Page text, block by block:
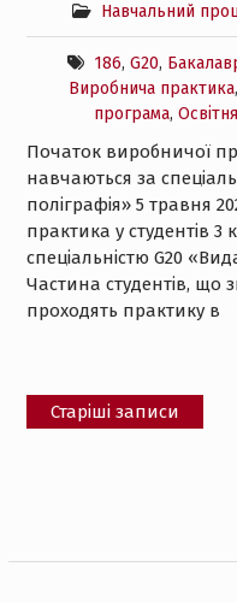
Навчальний
186,G20,
Виробнича практика,
програма,
Початок виробничої
навчаються за
поліграфія» 5 травня
практика у студентів 3
спеціальністю G20
Частина студентів, що
проходять практику в
Навігація
за
Старіші записи